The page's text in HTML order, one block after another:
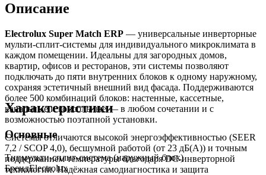
Описание
Electrolux Super Match ERP — универсальные инверторные
мульти-сплит-системы для индивидуального микроклимата в
каждом помещении. Идеальны для загородных домов,
квартир, офисов и ресторанов, эти системы позволяют
подключать до пяти внутренних блоков к одному наружному,
сохраняя эстетичный внешний вид фасада. Поддерживаются
более 500 комбинаций блоков: настенные, кассетные,
канальные и консольные — в любом сочетании и с
возможностью поэтапной установки.
Системы отличаются высокой энергоэффективностью (SEER
7,2 / SCOP 4,0), бесшумной работой (от 23 дБ(A)) и точным
поддержанием температуры благодаря DC-инверторной
технологии. Надёжная самодиагностика и защита
Характеристики
Основные
Типмульти-сплит-система (наружный блок)
БрендElectrolux